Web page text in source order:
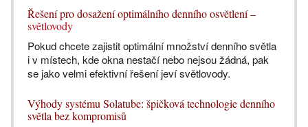
Řešení pro dosažení optimálního denního osvětlení –
světlovody
Pokud chcete zajistit optimální množství denního světla
i v místech, kde okna nestačí nebo nejsou žádná, pak
se jako velmi efektivní řešení jeví světlovody.
Výhody systému Solatube: špičková technologie denního
světla bez kompromisů